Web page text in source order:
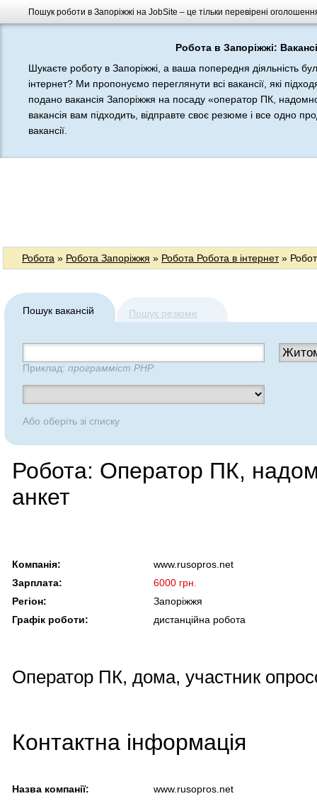
Пошук роботи в Запоріжжі на JobSite – це тільки перевірені
Робота в Запоріжжі:
Шукаєте роботу в Запоріжжі, а ваша попередня діяльність
інтернет? Ми пропонуємо переглянути всі вакансії, які
подано вакансія Запоріжжя на посаду «оператор ПК,
вакансія вам підходить, відправте своє резюме і все одно
вакансії.
Робота » Робота Запоріжжя » Робота Робота в інтернет»
Пошук вакансій Пошук резюме
Приклад: программіст PHP
Або оберіть зі списку
Робота: Оператор ПК,
анкет
Компанія:
www.rusopros.net
Зарплата:
6000 грн.
Регіон:
Запоріжжя
Графік роботи:
дистанційна робота
Оператор ПК, дома, участник
Контактна інформація
Назва компанії:
www.rusopros.net